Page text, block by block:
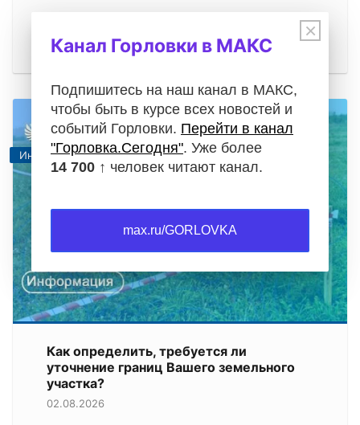
при покупке квартиры, регистрация…
Информация
Как определить, требуется ли
уточнение границ Вашего земельного
участка?
02.08.2026
×
Канал Горловки в МАКС
Подпишитесь на наш канал в МАКС,
чтобы быть в курсе всех новостей и
событий Горловки. Перейти в канал
"Горловка.Сегодня". Уже более
14 700 ↑ человек читают канал.
max.ru/GORLOVKA